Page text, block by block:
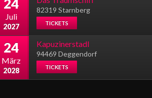
24
Juli
2027
82319 Starnberg
TICKETS
24
März
2028
Kapuzinerstadl
94469 Deggendorf
TICKETS